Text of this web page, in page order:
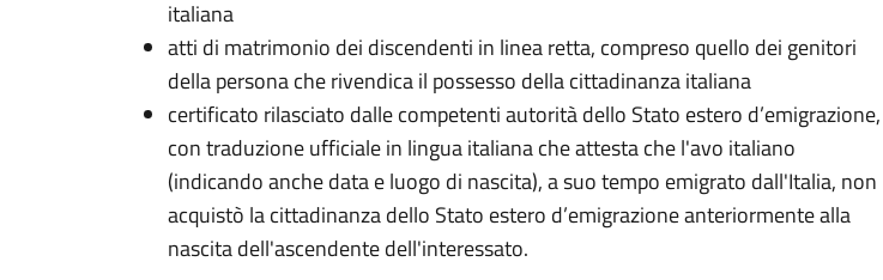
italiana
atti di matrimonio dei discendenti in linea retta, compreso quello dei genitori
della persona che rivendica il possesso della cittadinanza italiana
certificato rilasciato dalle competenti autorità dello Stato estero d’emigrazione,
con traduzione ufficiale in lingua italiana che attesta che l'avo italiano
(indicando anche data e luogo di nascita), a suo tempo emigrato dall'Italia, non
acquistò la cittadinanza dello Stato estero d’emigrazione anteriormente alla
nascita dell'ascendente dell'interessato.